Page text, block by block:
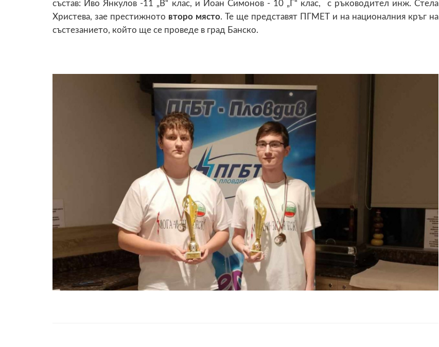
състав: Иво Янкулов -11 „В“ клас, и Йоан Симонов - 10 „Г“ клас, с ръководител инж. Стела
Христева, зае престижното второ място. Те ще представят ПГМЕТ и на националния кръг на
състезанието, който ще се проведе в град Банско.